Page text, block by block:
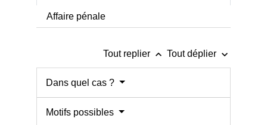
Affaire pénale
Tout replier keyboard_arrow_up Tout déplier keyboard_arrow_down
Dans quel cas ?
Motifs possibles